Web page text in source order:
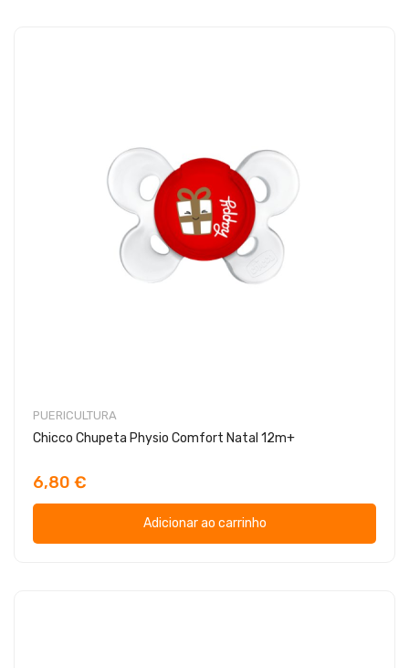
PUERICULTURA
Chicco Chupeta Physio Comfort Natal 12m+
6,80 €
Adicionar ao carrinho